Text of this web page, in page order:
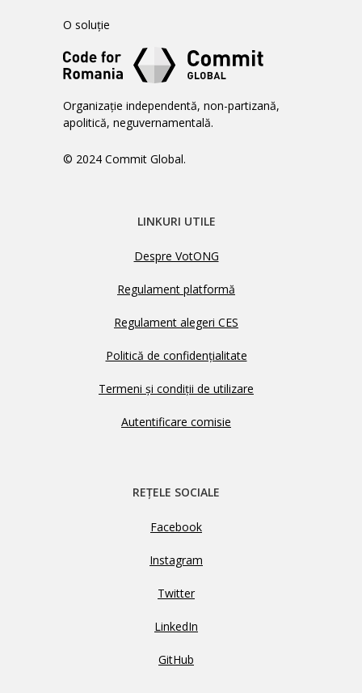
O soluție
Organizație independentă, non-partizană,
apolitică, neguvernamentală.
© 2024 Commit Global.
LINKURI UTILE
Despre VotONG
Regulament platformă
Regulament alegeri CES
Politică de confidențialitate
Termeni și condiții de utilizare
Autentificare comisie
REȚELE SOCIALE
Facebook
Instagram
Twitter
LinkedIn
GitHub